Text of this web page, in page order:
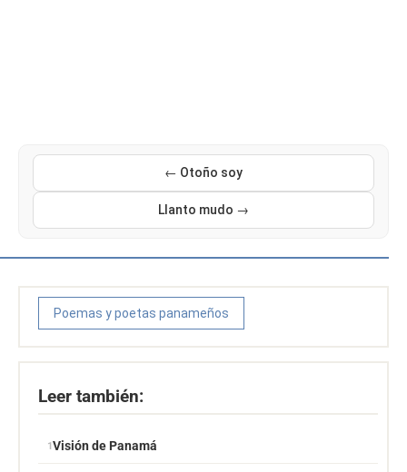
← Otoño soy
Llanto mudo →
Poemas y poetas panameños
Leer también:
Visión de Panamá